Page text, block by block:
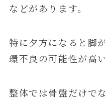
などがあります。
特に夕方になると脚
環不良の可能性が高い
整体では骨盤だけで